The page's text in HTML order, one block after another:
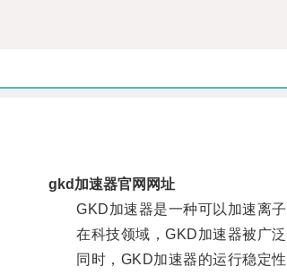
gkd加速器官网网址
GKD加速器是一种可以加速离子
在科技领域，GKD加速器被广泛
同时，GKD加速器的运行稳定性